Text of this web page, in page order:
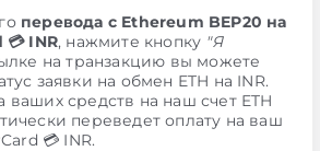
перевода с Ethereum BEP20 на
💳 INR, нажмите кнопку "Я
на транзакцию вы можете
заявки на обмен ETH на INR.
ваших средств на наш счет ETH
переведет оплату на ваш
💳 INR.